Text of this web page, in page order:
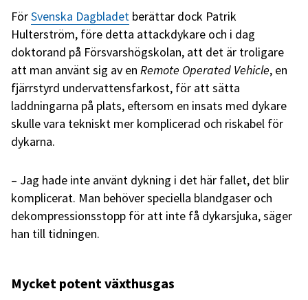
FörSvenska Dagbladet berättar dock Patrik
Hulterström, före detta attackdykare och i dag
doktorand på Försvarshögskolan, att det är troligare
att man använt sig av en Remote Operated Vehicle, en
fjärrstyrd undervattensfarkost, för att sätta
laddningarna på plats, eftersom en insats med dykare
skulle vara tekniskt mer komplicerad och riskabel för
dykarna.
– Jag hade inte använt dykning i det här fallet, det blir
komplicerat. Man behöver speciella blandgaser och
dekompressionsstopp för att inte få dykarsjuka, säger
han till tidningen.
Mycket potent växthusgas